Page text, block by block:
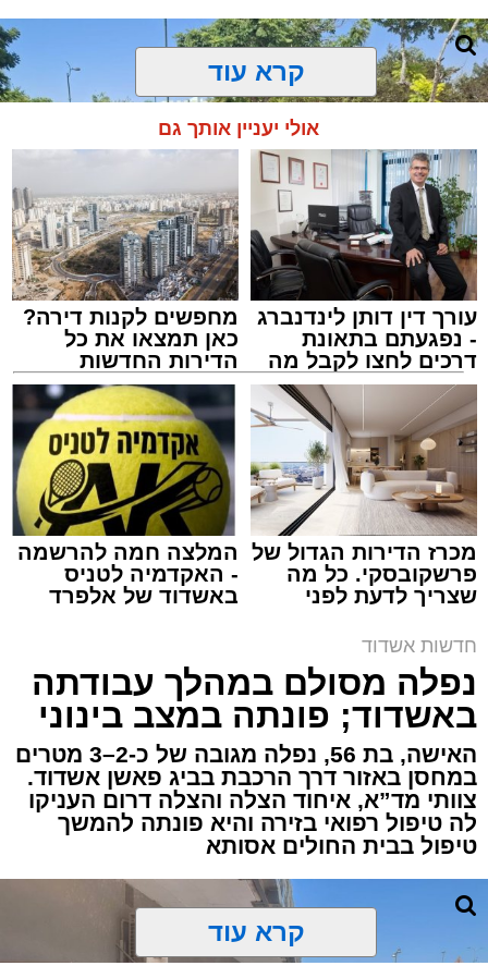
צילום: דוברות איחוד הצלה
מערכת האתר / 15:39 07.08.26
איחוד הצלה
אירוע דרמטי הסתיים בנס רפואי באשדוד, לאחר
שגבר בן 56 התמוטט בביתו שבאחד הרחובות
ברובע י"א בעיר, כתוצאה מאירוע פתאומי שגרם
להפסקת פעילות ליבו.
למקום הוזעקו מיד צוותי רפואה ומתנדבים של
ארגון "איחוד הצלה". החובשים והפרמדיקים
הכרה, ופתחו מיידית בפעולות החייאה מתקדמות,
הכוללות עיסויי לב ושימוש במפעם (דפיברילטור).
קרא עוד
אולי יעניין אותך גם
עורך דין דותן לינדנברג
- נפגעתם בתאונת
דרכים לחצו לקבל מה
שמגיע לכם
מחפשים לקנות דירה?
כאן תמצאו את כל
הדירות החדשות
למכירה באשדוד >>>
מכרז הדירות הגדול של
פרשקובסקי. כל מה
שצריך לדעת לפני
באשדוד
המלצה חמה להרשמה
- האקדמיה לטניס
באשדוד של אלפרד
חדשות אשדוד
נפלה מסולם במהלך עבודתה
באשדוד; פונתה במצב בינוני
האישה, בת 56, נפלה מגובה של כ-2–3 מטרים
במחסן באזור דרך הרכבת בביג פאשן אשדוד.
צוותי מד”א, איחוד הצלה והצלה דרום העניקו
לה טיפול רפואי בזירה והיא פונתה להמשך
טיפול בבית החולים אסותא
קרא עוד